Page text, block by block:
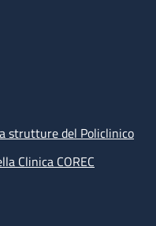
strutture del Policlinico
Clinica COREC